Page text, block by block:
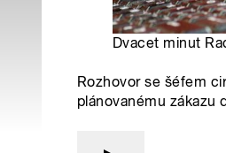
Dvacet minut
Rozhovor se šéfem
plánovanému zákazu